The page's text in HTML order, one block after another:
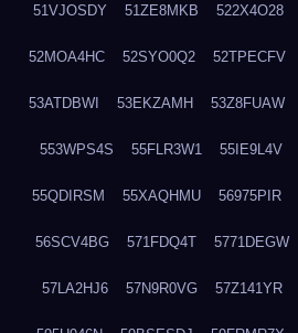
51VJOSDY 51ZE8MKB 522X4O28
52MOA4HC 52SYO0Q2 52TPECFV
53ATDBWI 53EKZAMH 53Z8FUAW
553WPS4S 55FLR3W1 55IE9L4V
55QDIRSM 55XAQHMU 56975PIR
56SCV4BG 571FDQ4T 5771DEGW
57LA2HJ6 57N9R0VG 57Z141YR